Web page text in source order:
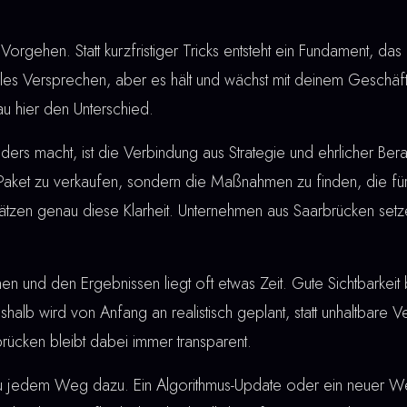
Statt kurzfristiger Tricks entsteht ein Fundament,
Versprechen, aber es hält und wächst mit deinem
hier den Unterschied.
macht, ist die Verbindung aus Strategie und ehrlicher
zu verkaufen, sondern die Maßnahmen zu finden, die
genau diese Klarheit. Unternehmen aus Saarbrücken
und den Ergebnissen liegt oft etwas Zeit. Gute Sichtbarkeit
wird von Anfang an realistisch geplant, statt unhaltbare
bleibt dabei immer transparent.
jedem Weg dazu. Ein Algorithmus-Update oder ein neuer